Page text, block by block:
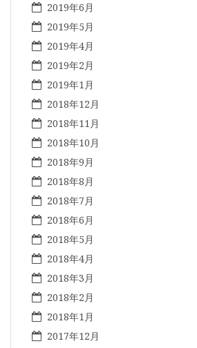
2019年6月
2019年5月
2019年4月
2019年2月
2019年1月
2018年12月
2018年11月
2018年10月
2018年9月
2018年8月
2018年7月
2018年6月
2018年5月
2018年4月
2018年3月
2018年2月
2018年1月
2017年12月